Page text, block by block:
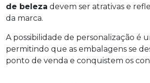
de beleza devem ser atrativas e
da marca.
A possibilidade de personalização é
permitindo que as embalagens se
ponto de venda e conquistem os